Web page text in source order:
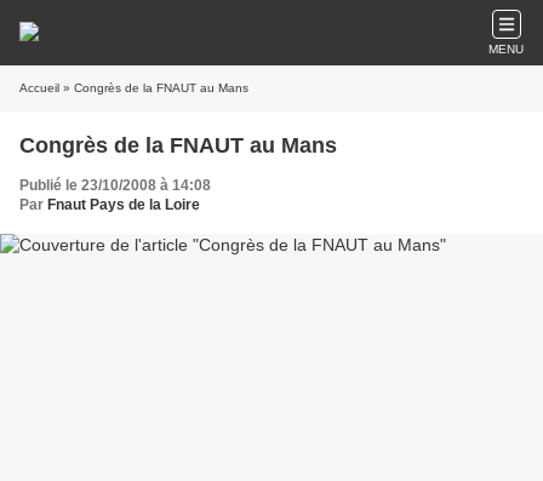
MENU
Accueil » Congrès de la FNAUT au Mans
Congrès de la FNAUT au Mans
Publié le 23/10/2008 à 14:08
Par Fnaut Pays de la Loire